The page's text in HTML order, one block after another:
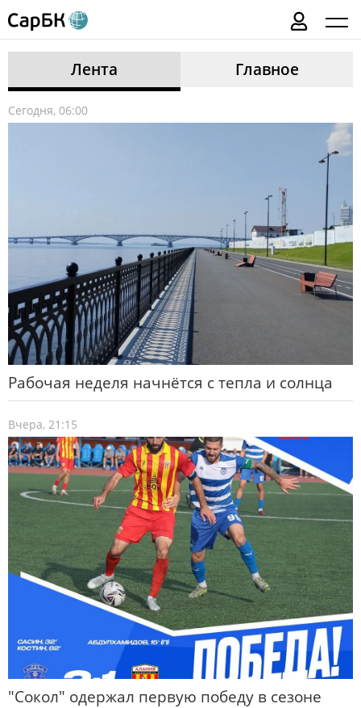
Лента Главное
Сегодня, 06:00
Рабочая неделя начнётся с тепла и солнца
Вчера, 21:15
"Сокол" одержал первую победу в сезоне